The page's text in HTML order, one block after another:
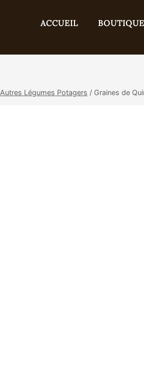
ACCUEIL BOUTIQUE
Autres Légumes Potagers / Graines de